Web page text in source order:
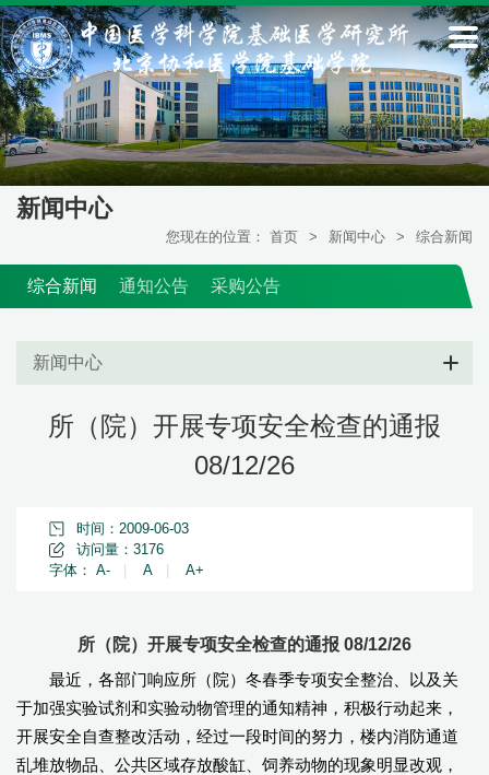
新闻中心
您现在的位置： 首页 > 新闻中心 > 综合新闻
综合新闻 通知公告 采购公告
新闻中心
所（院）开展专项安全检查的通报
08/12/26
时间：2009-06-03
访问量： 3176
字体： A- A A+
所（院）开展专项安全检查的通报 08/12/26
最近，各部门响应所（院）冬春季专项安全整治、以及关
于加强实验试剂和实验动物管理的通知精神，积极行动起来，
开展安全自查整改活动，经过一段时间的努力，楼内消防通道
乱堆放物品、公共区域存放酸缸、饲养动物的现象明显改观，